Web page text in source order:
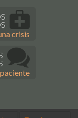
crisis